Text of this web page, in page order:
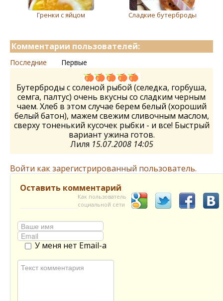
Гренки с яйцом Сладкие бутерброды
Комментарии пользователей:
Последние Первые
Бутерброды с соленой рыбой (селедка, горбуша,
семга, палтус) очень вкусны со сладким черным
чаем. Хлеб в этом случае берем белый (хороший
белый батон), мажем свежим сливочным маслом,
сверху тоненький кусочек рыбки - и все! Быстрый
вариант ужина готов.
Лиля 15.07.2008 14:05
Войти как зарегистрированный пользователь.
Оставить комментарий
Как пользователь
социальной сети
У меня нет Email-а